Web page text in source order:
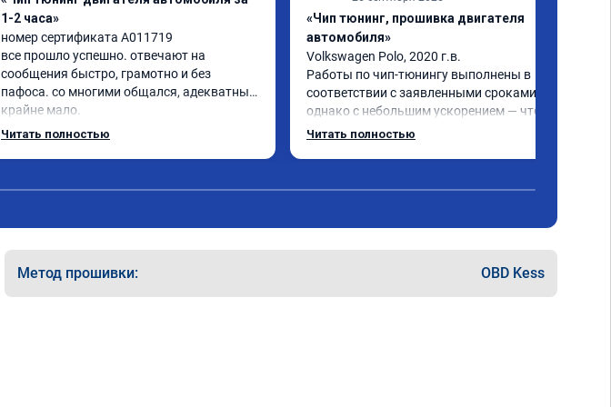
1-2 часа»
номер сертификата A011719
все прошло успешно. отвечают на
сообщения быстро, грамотно и без
пафоса. со многими общался, адекватных
крайне мало.
ребята ответили на все вопросы, все
цена была адекватная, в общем
однозначно рекомендую.
Читать полностью
«Чип тюнинг, прошивка двигателя
автомобиля»
Volkswagen Polo, 2020 г.в.
Работы по чип-тюнингу выполнены в
соответствии с заявленными сроками,
однако с небольшим ускорением — что
является положительным моментом!
Читать полностью
Метод прошивки: OBD Kess